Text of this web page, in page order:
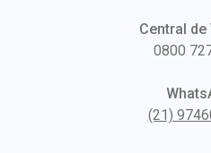
Central de
0800
(21)